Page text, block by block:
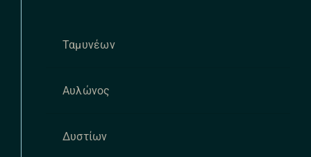
Ταμυνέων
Αυλώνος
Δυστίων